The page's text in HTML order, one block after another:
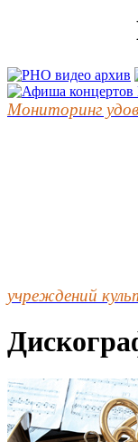
Мониторинг
учреждений